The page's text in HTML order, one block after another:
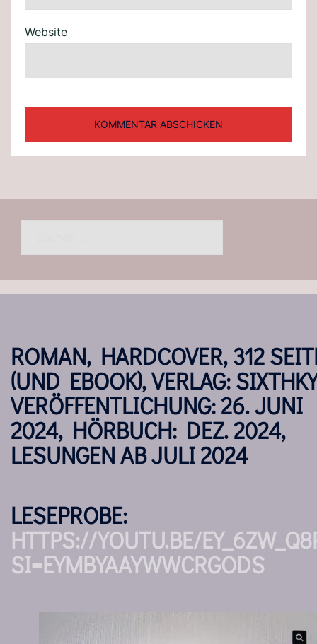
Website
ROMAN, HARDCOVER, 312
(UND EBOOK), VERLAG:
VERÖFFENTLICHUNG: 26. JUNI
2024, HÖRBUCH: DEZ. 2024,
LESUNGEN AB JULI 2024
LESEPROBE:
HTTPS://YOUTU.BE/
SI=EYMBYAAYWWCRGODS